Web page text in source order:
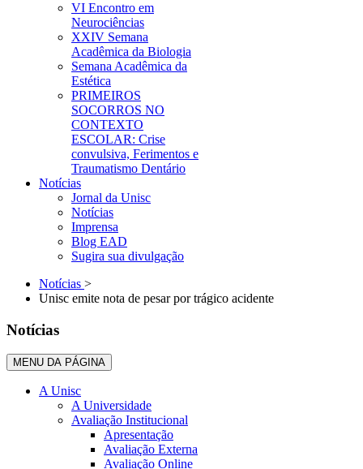
VI Encontro em
Neurociências
XXIV Semana
Acadêmica da Biologia
Semana Acadêmica da
Estética
PRIMEIROS
SOCORROS NO
CONTEXTO
ESCOLAR: Crise
convulsiva, Ferimentos e
Traumatismo Dentário
Notícias
Jornal da Unisc
Notícias
Imprensa
Blog EAD
Sugira sua divulgação
Notícias >
Unisc emite nota de pesar por trágico acidente
Notícias
MENU DA PÁGINA
A Unisc
A Universidade
Avaliação Institucional
Apresentação
Avaliação Externa
Avaliação Online